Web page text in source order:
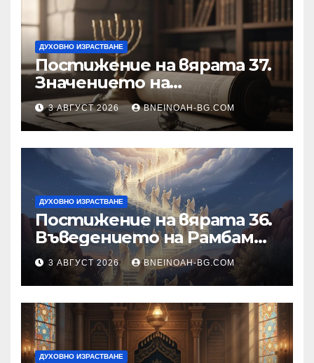
ДУХОВНО ИЗРАСТВАНЕ
Постижение на вярата 37.
Значението на
познанието за същността
на Бъдещия свят
3 АВГУСТ 2026 BNEINOAH-BG.COM
ДУХОВНО ИЗРАСТВАНЕ
Постижение на вярата 36.
Въведението на Рамбам
към Тринадесетте Основи
3 АВГУСТ 2026 BNEINOAH-BG.COM
ДУХОВНО ИЗРАСТВАНЕ